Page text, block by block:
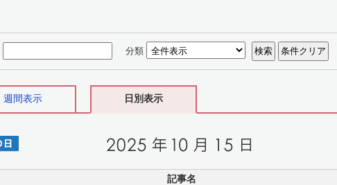
分類
週間表示 日別表示
記事名